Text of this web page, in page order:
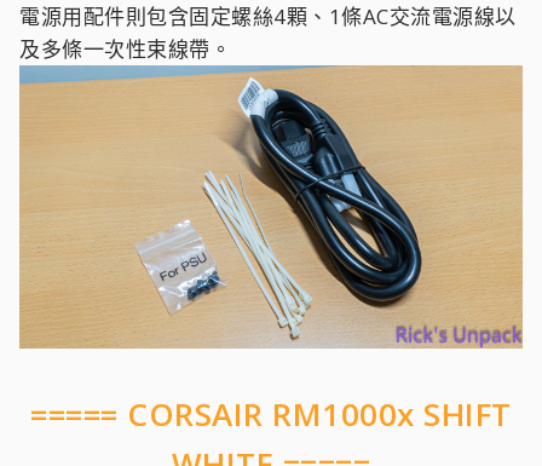
電源用配件則包含固定螺絲4顆、1條AC交流電源線以
及多條一次性束線帶。
===== CORSAIR RM1000x SHIFT